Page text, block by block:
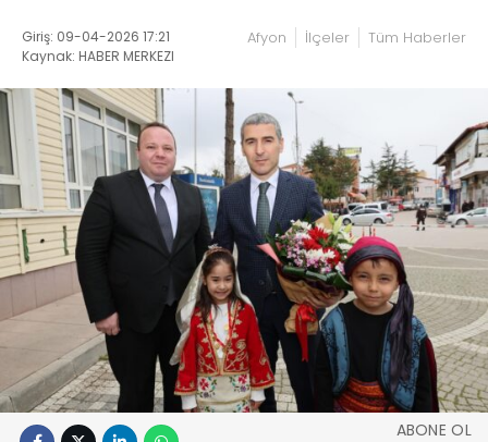
Giriş: 09-04-2026 17:21
Kaynak: HABER MERKEZI
Afyon İlçeler Tüm Haberler
ABONE OL